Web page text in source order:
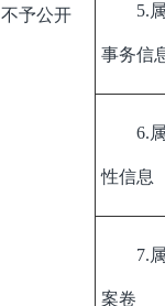
不予公开 5.
事务信
6.
性信息
7.
案卷